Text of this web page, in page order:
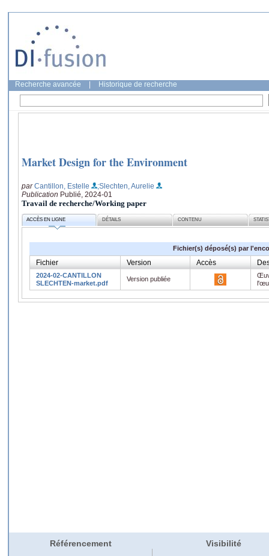
Recherche avancée Historique de recherche
Market Design for the Environment
parCantillon, Estelle
;Slechten, Aurelie
Publication Publié, 2024-01
Travail de recherche/Working paper
ACCÈS EN LIGNE DÉTAILS CONTENU
Fichier(s) déposé(s) par
Fichier Version Accès
2024-02-CANTILLON
SLECHTEN-market.pdf
Version publiée
Référencement Visibilité